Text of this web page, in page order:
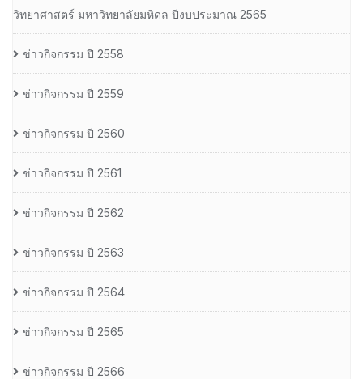
วิทยาศาสตร์ มหาวิทยาลัยมหิดล ปีงบประมาณ 2565
ข่าวกิจกรรม ปี 2558
ข่าวกิจกรรม ปี 2559
ข่าวกิจกรรม ปี 2560
ข่าวกิจกรรม ปี 2561
ข่าวกิจกรรม ปี 2562
ข่าวกิจกรรม ปี 2563
ข่าวกิจกรรม ปี 2564
ข่าวกิจกรรม ปี 2565
ข่าวกิจกรรม ปี 2566